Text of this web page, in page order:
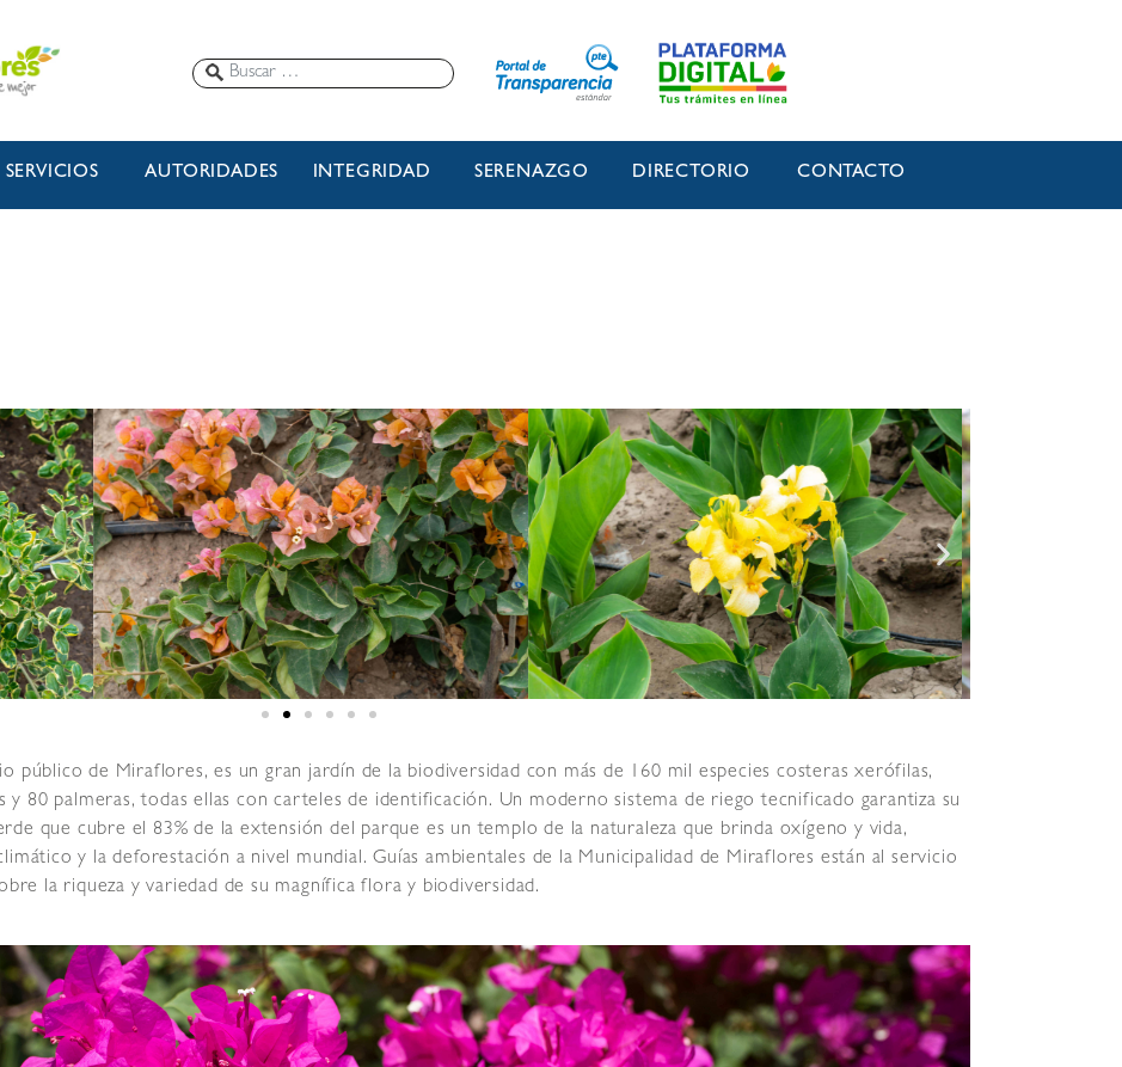
SERVICIOS AUTORIDADES INTEGRIDAD SERENAZGO DIRECTORIO CONTACTO
público de Miraflores, es un gran jardín de la biodiversidad con más de 160 mil especies costeras xerófilas,
y 80 palmeras, todas ellas con carteles de identificación. Un moderno sistema de riego tecnificado garantiza su
que cubre el 83% de la extensión del parque es un templo de la naturaleza que brinda oxígeno y vida,
y la deforestación a nivel mundial. Guías ambientales de la Municipalidad de Miraflores están al servicio
la riqueza y variedad de su magnífica flora y biodiversidad.